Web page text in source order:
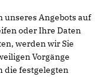
unseres Angebots auf
oder Ihre Daten
werden wir Sie
Vorgänge
die festgelegten